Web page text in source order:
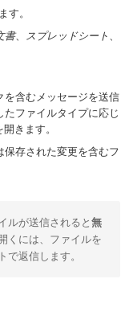
す。
書、 スプレッドシート
を含むメッセージを送信
ファイルタイプに応じ
きます。
存された変更を含むフ
ルが送信されると無
くには、ファイルを
返信します。